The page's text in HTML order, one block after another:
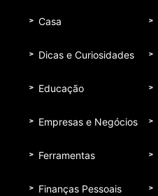
Casa
Dicas e Curiosidades
Educação
Empresas e Negócios
Ferramentas
Finanças Pessoais